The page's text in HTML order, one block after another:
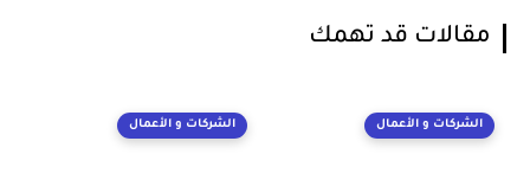
مقالات قد تهمك
الشركات و الأعمال الشركات و الأعمال